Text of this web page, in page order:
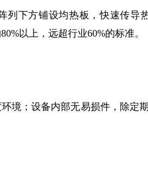
下方铺设均热板，快速传导
以上，远超行业60%的标准。
；设备内部无易损件，除定